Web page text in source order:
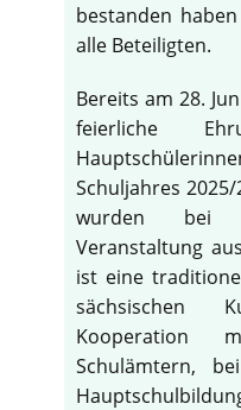
bestanden
alle Beteiligten.
Bereits am 28.
feierliche
Schuljahres
wurden bei
Veranstaltung
ist eine
sächsischen
Kooperation
Schulämtern,